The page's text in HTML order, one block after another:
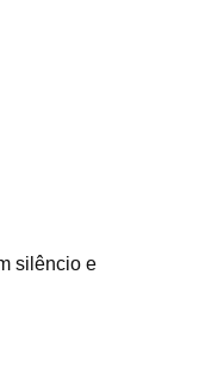
silêncio e